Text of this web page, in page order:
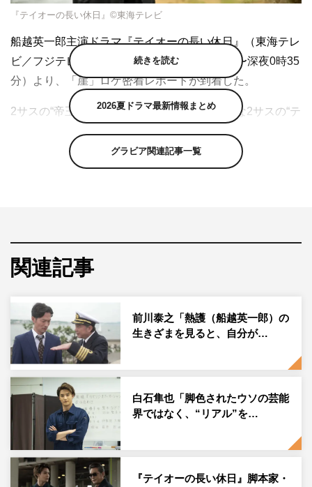
『テイオーの長い休日』©東海テレビ
船越英一郎主演ドラマ『テイオーの長い休日』（東海テレ
ビ／フジテレビ系 毎週土曜 午後11時40分〜深夜0時35
分）より、「崖」ロケ密着レポートが到着した。
2サスの“帝王”船越英一郎が、仕事のない偏屈な2サスの“テ
押すヒューマンコメディ、土ドラ『テイオーの長い休
ど、熱護さんの出演作なくなっちゃうか。シリーズ化希
望」「意外などんでん返しがお見事すぎる、あと2話で終
わってしまうなんて」と、早くも“テイオーロス”を心配す
そんな中、このたびついに「崖」でのロケが行われた。2
サスといえば誰もが思い浮かべる崖。そこで行われたロケ
は、どのようなものだったのか。そして2サスの帝王・船
越はどのような振る舞いを見せたのか。密着レポートが到
着した。
「崖」ロケ密着レポート
続きを読む
2026夏ドラマ最新情報まとめ
グラビア関連記事一覧
関連記事
前川泰之「熱護（船越英一郎）の
生きざまを見ると、自分が…
白石隼也「脚色されたウソの芸能
界ではなく、“リアル”を…
『テイオーの長い休日』脚本家・